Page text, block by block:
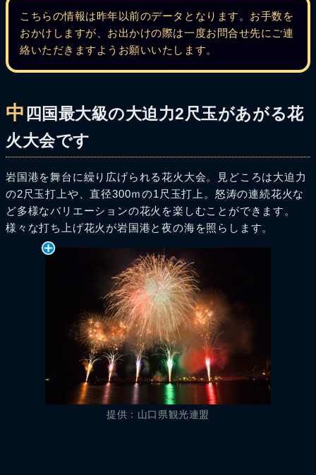
こちらの情報は昨年以前のデータとなります。お手数を
おかけしますが、お出かけの際は一度お問合せ先にご連
絡いただきますようお願いいたします。
中 四国最大級の大迫力2尺玉があがる花
火大会です
岩国港を舞台に繰り広げられる花火大会。見どころは大迫力
の2尺玉打上や、直径300ｍの1尺玉打上。怒涛の連続花火な
ど多様なバリエーションの花火を楽しむことができます。
様々な打ち上げ花火が岩国港と夜の海を照らします。
提供：山口県観光連盟